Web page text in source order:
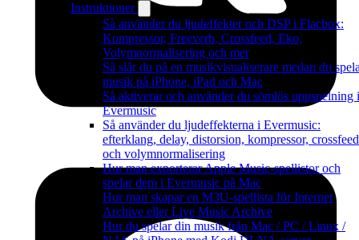
Instruktioner
Så använder du ljudeffekter och DSP i Flacbox:
Kompressor, Freeverb, Crossfeed, Eko,
Volymnormalisering och mer
Så slår du på en musikvisualiserare medan du
musik på iPhone, iPad och Mac
Så aktiverar och använder du sömlös uppspelning i
Evermusic
Så använder du ljudeffekterna i Evermusic:
efterklang, delay, distorsion, kompressor, crossfeed
och volymnormalisering
Hur man exporterar Apple Music-spellistor och
spelar dem i Evermusic på Mac
Hur man skapar en M3U-spellista för Internet
Archive eller Live Music Archive
Hur du spelar din musik från Mac / PC / Linux /